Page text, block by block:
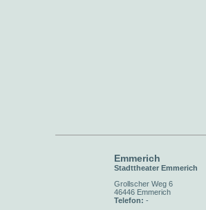
Emmerich
Stadttheater Emmerich
Grollscher Weg 6
46446 Emmerich
Telefon: -